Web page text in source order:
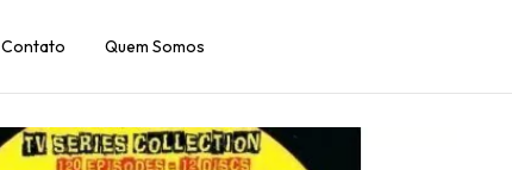
Contato Quem Somos